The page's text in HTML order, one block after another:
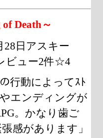
Death～
28日アスキー
ビュー2件☆4
の行動によってｽﾄ
エンディングが
。かなり歯ご
感があります」